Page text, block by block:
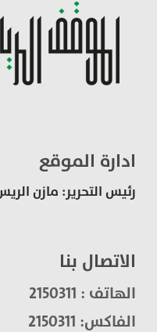
ادارة الموقع
رئيس التحرير: مازن الريس
الاتصال بنا
الهاتف : 2150311
الفاكس: 2150311